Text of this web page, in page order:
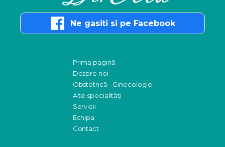
Ne gasiti si pe Facebook
Prima pagină
Despre noi
Obstetrică - Ginecologie
Alte specialități
Servicii
Echipa
Contact